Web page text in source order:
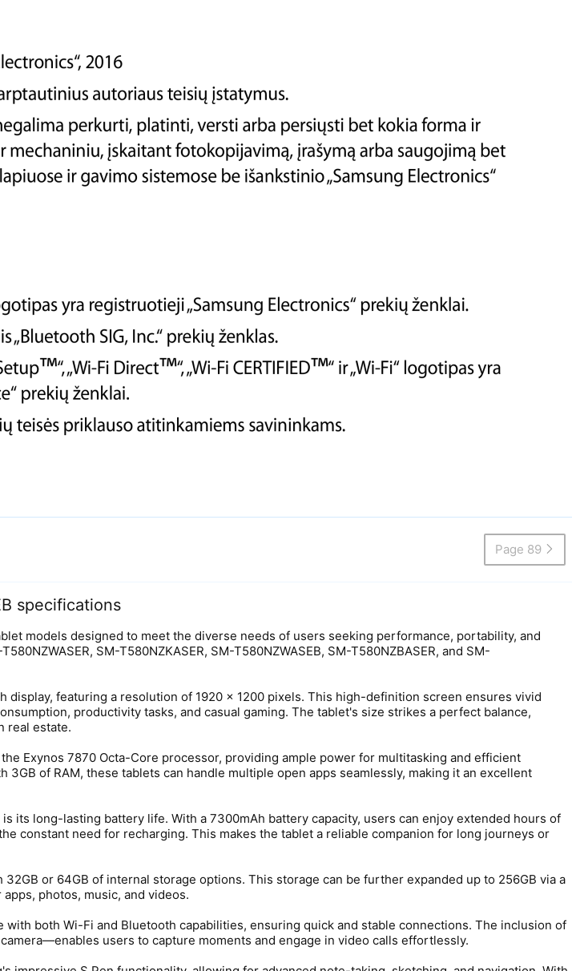
Page 89
specifications
models designed to meet the diverse needs of users seeking performance, portability, and
SM-T580NZKASER, SM-T580NZWASEB, SM-T580NZBASER, and SM-
display, featuring a resolution of 1920 x 1200 pixels. This high-definition screen ensures vivid
productivity tasks, and casual gaming. The tablet's size strikes a perfect balance,
real estate.
Exynos 7870 Octa-Core processor, providing ample power for multitasking and efficient
of RAM, these tablets can handle multiple open apps seamlessly, making it an excellent
its long-lasting battery life. With a 7300mAh battery capacity, users can enjoy extended hours of
constant need for recharging. This makes the tablet a reliable companion for long journeys or
or 64GB of internal storage options. This storage can be further expanded up to 256GB via a
photos, music, and videos.
both Wi-Fi and Bluetooth capabilities, ensuring quick and stable connections. The inclusion of
users to capture moments and engage in video calls effortlessly.